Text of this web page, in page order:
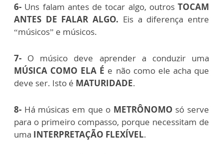
6- Uns falam antes de tocar algo, outros TOCAM
ANTES DE FALAR ALGO. Eis a diferença entre
“músicos” e músicos.
7- O músico deve aprender a conduzir uma
MÚSICA COMO ELA É e não como ele acha que
deve ser. Isto é MATURIDADE.
8- Há músicas em que o METRÔNOMO só serve
para o primeiro compasso, porque necessitam de
uma INTERPRETAÇÃO FLEXÍVEL.